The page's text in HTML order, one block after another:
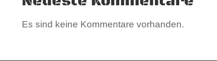
Es sind keine Kommentare vorhanden.